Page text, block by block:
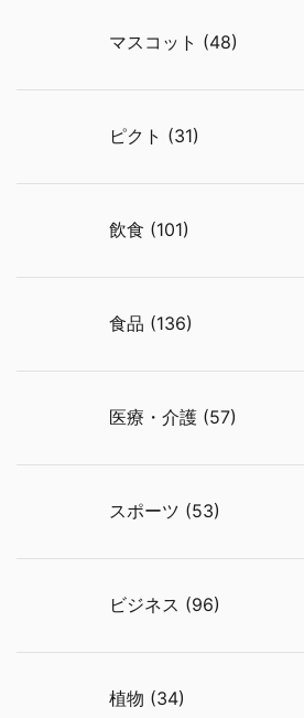
マスコット (48)
ピクト (31)
飲食 (101)
食品 (136)
医療・介護 (57)
スポーツ (53)
ビジネス (96)
植物 (34)